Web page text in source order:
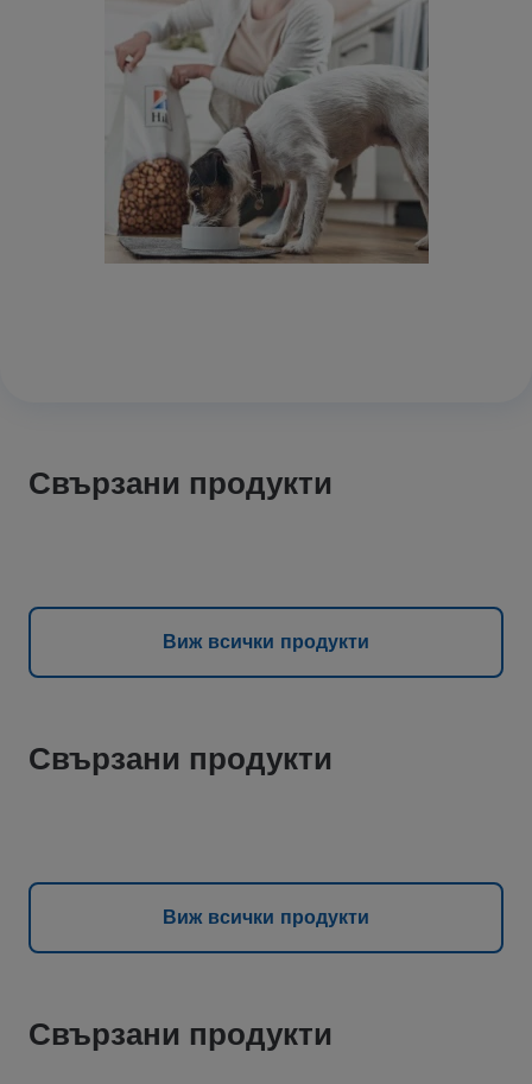
Свързани продукти
Виж всички продукти
Свързани продукти
Виж всички продукти
Свързани продукти